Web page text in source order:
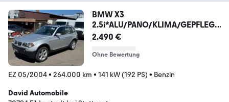
BMW X3
2.5i*ALU/PANO/KLIMA/GEPFLEGT
/VOLL FAHRBEREIT*
2.490 €
Ohne Bewertung
EZ 05/2004• 264.000 km • 141 kW (192 PS) • Benzin
David Automobile